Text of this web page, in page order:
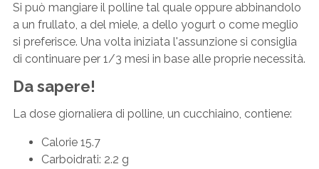
Si può mangiare il polline tal quale oppure abbinandolo
a un frullato, a del miele, a dello yogurt o come meglio
si preferisce. Una volta iniziata l'assunzione si consiglia
di continuare per 1/3 mesi in base alle proprie necessità.
Da sapere!
La dose giornaliera di polline, un cucchiaino, contiene:
Calorie 15.7
Carboidrati: 2.2 g